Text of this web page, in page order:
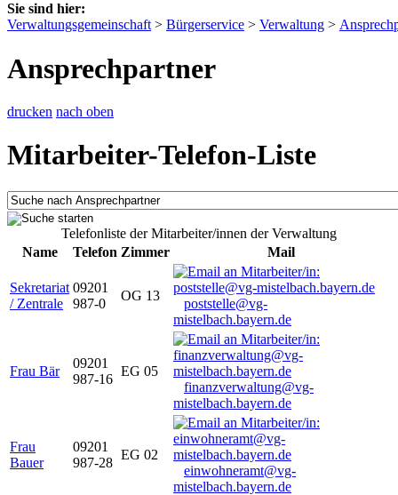
Sie sind hier:
Verwaltungsgemeinschaft > Bürgerservice > Verwaltung >
Ansprechpartner
drucken nach oben
Mitarbeiter-Telefon-Liste
Telefonliste der Mitarbeiter/innen der Verwaltung
Name
Telefon Zimmer Mail
Sekretariat
/ Zentrale
09201
987-0
OG 13
poststelle@vg-
mistelbach.bayern.de
Frau Bär
09201
987-16
EG 05
finanzverwaltung@vg-
mistelbach.bayern.de
Frau
Bauer
09201
987-28
EG 02
einwohneramt@vg-
mistelbach.bayern.de